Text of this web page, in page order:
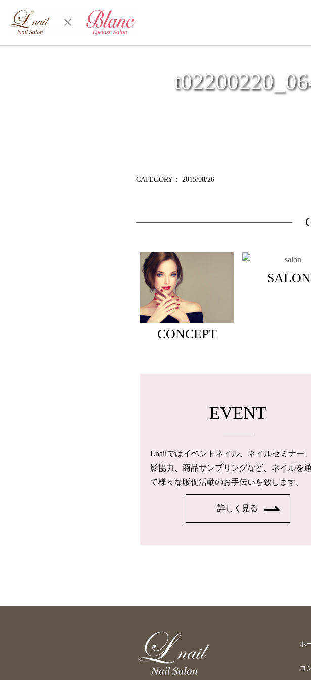
CATEGORY： 2015/08/26
CONCEPT
SALON
EVENT
Lnailではイベントネイル、ネイルセミナー
影協力、商品サンプリングなど、ネイルを
て様々な販促活動のお手伝いを致します。
詳しく見る
ホ
コ